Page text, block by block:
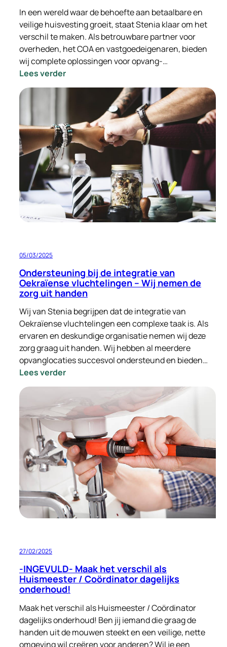
In een wereld waar de behoefte aan betaalbare en
veilige huisvesting groeit, staat Stenia klaar om het
verschil te maken. Als betrouwbare partner voor
overheden, het COA en vastgoedeigenaren, bieden
wij complete oplossingen voor opvang-…
Lees verder:
Stenia:
aan
menswaardige
huisvesting
05/03/2025
Ondersteuning bij de integratie van
Oekraïense vluchtelingen – Wij nemen de
zorg uit handen
Wij van Stenia begrijpen dat de integratie van
Oekraïense vluchtelingen een complexe taak is. Als
ervaren en deskundige organisatie nemen wij deze
zorg graag uit handen. Wij hebben al meerdere
opvanglocaties succesvol ondersteund en bieden…
Lees verder:
Ondersteuning
bij
de
integratie
van
Oekraïense
vluchtelingen
–
Wij
nemen
de
zorg
27/02/2025
-INGEVULD- Maak het verschil als
Huismeester / Coördinator dagelijks
onderhoud!
Maak het verschil als Huismeester / Coördinator
dagelijks onderhoud! Ben jij iemand die graag de
handen uit de mouwen steekt en een veilige, nette
omgeving wil creëren voor anderen? Wil je een